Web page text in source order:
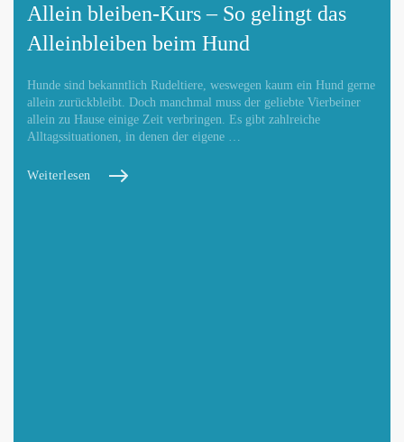
Allein bleiben-Kurs – So gelingt das
Alleinbleiben beim Hund
Hunde sind bekanntlich Rudeltiere, weswegen kaum ein Hund gerne
allein zurückbleibt. Doch manchmal muss der geliebte Vierbeiner
allein zu Hause einige Zeit verbringen. Es gibt zahlreiche
Alltagssituationen, in denen der eigene …
Weiterlesen